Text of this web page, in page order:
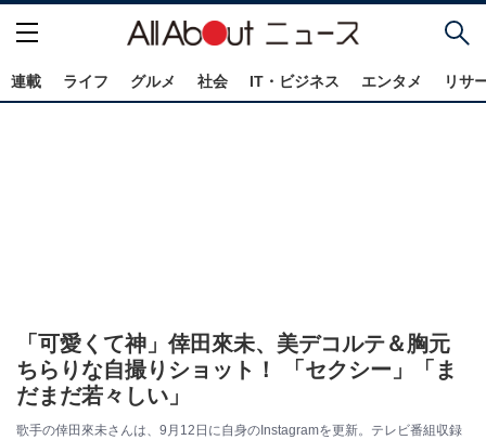
連載 ライフ グルメ 社会 IT・ビジネス エンタメ リサ
「可愛くて神」倖田來未、美デコルテ＆胸元
ちらりな自撮りショット！ 「セクシー」「ま
だまだ若々しい」
歌手の倖田來未さんは、9月12日に自身のInstagramを更新。テレビ番組収録